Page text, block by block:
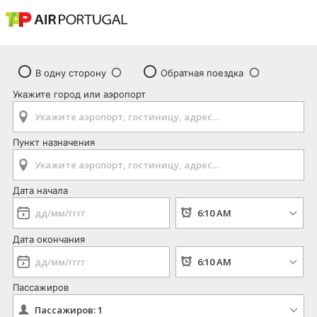
В одну сторону
Обратная поездка
Укажите город или аэропорт
Пункт назначения
Дата начала
Дата окончания
Пассажиров